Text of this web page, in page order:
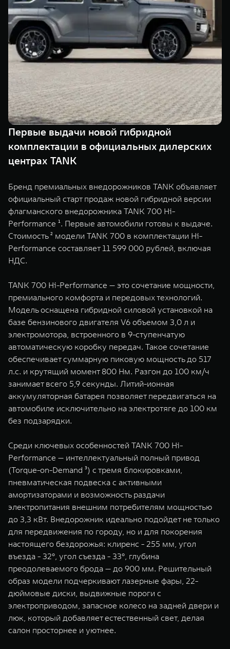
TANK 500
Веди за собой
от 6 499 000 ₽
TANK 700
Сила
от 10 199
WEY 07
Расширяя границы комфорта
от 6 149 000 ₽
WEY 05
Эстетика
WEY 80
Масштаб возможностей
от 6 449 000 ₽
WEY 80
от 8 099
ПОКУПКА АВТОМОБИЛЯ
TANK Финансы
Корпоративным клиентам
TANK ФИНАНСЫ
TANK Кредит
TANK Лизинг
TANK Страхование
Сервис
Специальные предложения
Моторные масла
ЦИФРОВЫЕ СЕРВИСЫ TANK
Цифровые сервисы TANK
Подписки
Первые выдачи новой гибридной
комплектации в официальных дилерских
центрах TANK
Бренд премиальных внедорожников TANK объявляет
официальный старт продаж новой гибридной версии
флагманского внедорожника TANK 700 Hi-
Performance ¹. Первые автомобили готовы к выдаче.
Стоимость ² модели TANK 700 в комплектации Hi-
Performance составляет 11 599 000 рублей, включая
НДС.
TANK 700 Hi-Performance — это сочетание мощности,
премиального комфорта и передовых технологий.
Модель оснащена гибридной силовой установкой на
базе бензинового двигателя V6 объемом 3,0 л и
электромотора, встроенного в 9-ступенчатую
автоматическую коробку передач. Такое сочетание
обеспечивает суммарную пиковую мощность до 517
л.с. и крутящий момент 800 Нм. Разгон до 100 км/ч
занимает всего 5,9 секунды. Литий-ионная
аккумуляторная батарея позволяет передвигаться на
автомобиле исключительно на электротяге до 100 км
без подзарядки.
Среди ключевых особенностей TANK 700 Hi-
Performance — интеллектуальный полный привод
(Torque-on-Demand ³) с тремя блокировками,
пневматическая подвеска с активными
амортизаторами и возможность раздачи
электропитания внешним потребителям мощностью
до 3,3 кВт. Внедорожник идеально подойдет не только
для передвижения по городу, но и для покорения
настоящего бездорожья: клиренс - 255 мм, угол
въезда - 32°, угол съезда - 33°, глубина
преодолеваемого брода — до 900 мм. Решительный
образ модели подчеркивают лазерные фары, 22-
дюймовые диски, выдвижные пороги с
электроприводом, запасное колесо на задней двери и
люк, который добавляет естественный свет, делая
салон просторнее и уютнее.